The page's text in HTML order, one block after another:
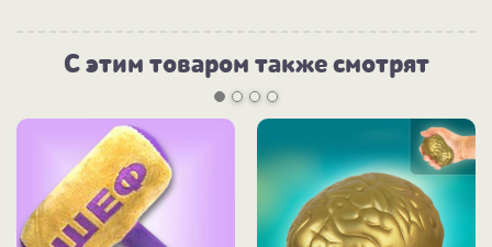
С этим товаром также смотрят